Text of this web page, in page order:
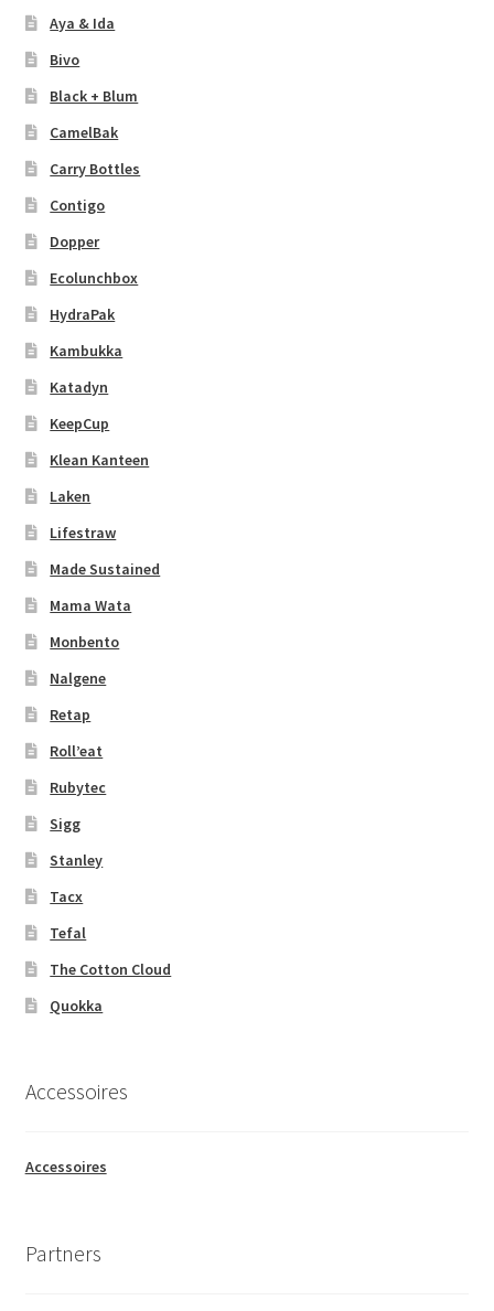
Aya & Ida
Bivo
Black + Blum
CamelBak
Carry Bottles
Contigo
Dopper
Ecolunchbox
HydraPak
Kambukka
Katadyn
KeepCup
Klean Kanteen
Laken
Lifestraw
Made Sustained
Mama Wata
Monbento
Nalgene
Retap
Roll’eat
Rubytec
Sigg
Stanley
Tacx
Tefal
The Cotton Cloud
Quokka
Accessoires
Accessoires
Partners